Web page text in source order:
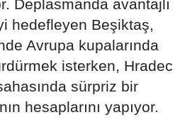
Deplasmanda avantajlı
hedefleyen Beşiktaş,
Avrupa kupalarında
isterken, Hradec
sürpriz bir
hesaplarını yapıyor.